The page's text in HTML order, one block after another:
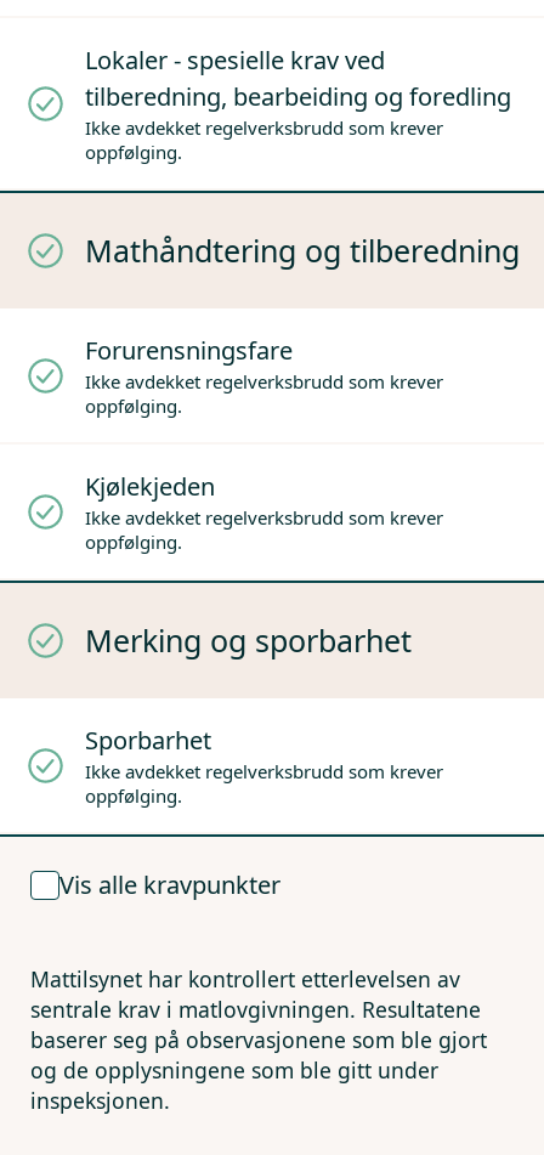
Lokaler - spesielle krav ved
tilberedning, bearbeiding og foredling
Ikke avdekket regelverksbrudd som krever
oppfølging.
Mathåndtering og tilberedning
Forurensningsfare
Ikke avdekket regelverksbrudd som krever
oppfølging.
Kjølekjeden
Ikke avdekket regelverksbrudd som krever
oppfølging.
Merking og sporbarhet
Sporbarhet
Ikke avdekket regelverksbrudd som krever
oppfølging.
Vis alle kravpunkter
Mattilsynet har kontrollert etterlevelsen av
sentrale krav i matlovgivningen. Resultatene
baserer seg på observasjonene som ble gjort
og de opplysningene som ble gitt under
inspeksjonen.